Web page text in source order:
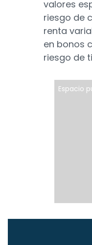
valores
riesgo de
renta
en bonos
riesgo de
Espacio